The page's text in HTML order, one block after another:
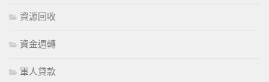
資源回收
資金週轉
軍人貸款